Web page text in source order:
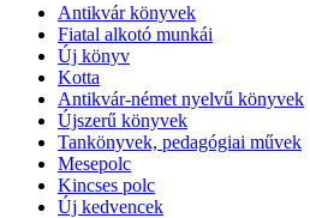
Antikvár könyvek
Fiatal alkotó munkái
Új könyv
Kotta
Antikvár-német nyelvű könyvek
Újszerű könyvek
Tankönyvek, pedagógiai művek
Mesepolc
Kincses polc
Új kedvencek